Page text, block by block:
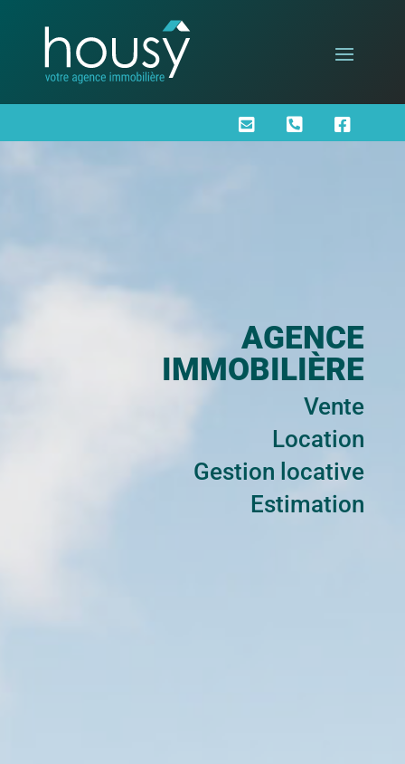
  
AGENCE
IMMOBILIÈRE
Vente
Location
Gestion locative
Estimation